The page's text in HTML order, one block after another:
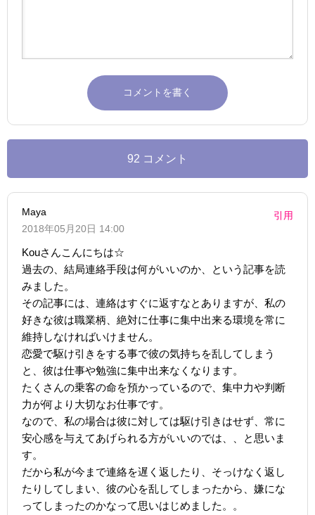
92 コメント
Maya
2018年05月20日 14:00
引用
Kouさんこんにちは☆
過去の、結局連絡手段は何がいいのか、という記事を読
みました。
その記事には、連絡はすぐに返すなとありますが、私の
好きな彼は職業柄、絶対に仕事に集中出来る環境を常に
維持しなければいけません。
恋愛で駆け引きをする事で彼の気持ちを乱してしまう
と、彼は仕事や勉強に集中出来なくなります。
たくさんの乗客の命を預かっているので、集中力や判断
力が何より大切なお仕事です。
なので、私の場合は彼に対しては駆け引きはせず、常に
安心感を与えてあげられる方がいいのでは、、と思いま
す。
だから私が今まで連絡を遅く返したり、そっけなく返し
たりしてしまい、彼の心を乱してしまったから、嫌にな
ってしまったのかなって思いはじめました。。